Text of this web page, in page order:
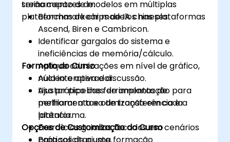
treinamento de modelos em múltiplas
plataformas de chips de IA chineses.
serão capazes de:
Benchmarkear modelos nas plataformas
Ascend, Biren e Cambricon.
Identificar gargalos do sistema e
ineficiências de memória/cálculo.
Aplique otimizações em nível de gráfico,
núcleo e operador.
Ajustar pipelines de implantação para
melhorar a taxa de transferência e a
latência.
Formato do Curso
Aula interativa e discussão.
Uso prático das ferramentas de
perfilamento e otimização em cada
plataforma.
Exercícios guiados focados em cenários
práticos de ajuste.
Opções de Customização do Curso
Para solicitar uma formação